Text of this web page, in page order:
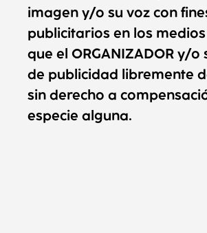
imagen y/o su voz con
publicitarios en los
que el ORGANIZADOR y/o
de publicidad libremente
sin derecho a
especie alguna.